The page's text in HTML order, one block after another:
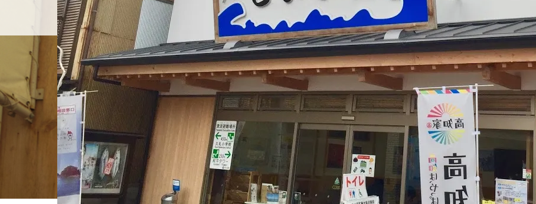
ホーム 店舗紹介 アクセス・駐車場 カツオHANDBOOK お問い合わせ
BLOG